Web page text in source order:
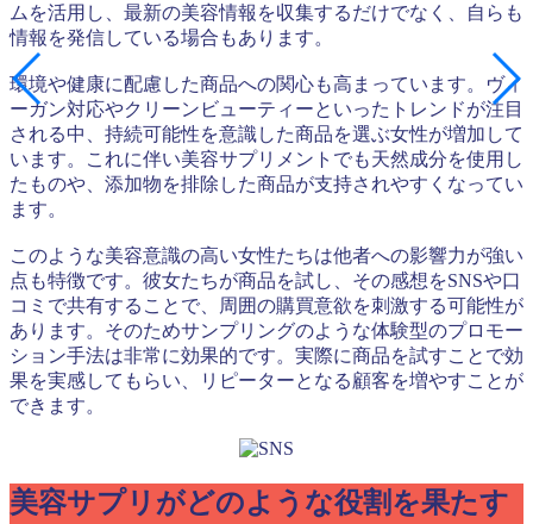
ムを活用し、最新の美容情報を収集するだけでなく、自らも
情報を発信している場合もあります。
環境や健康に配慮した商品への関心も高まっています。ヴィ
ーガン対応やクリーンビューティーといったトレンドが注目
される中、持続可能性を意識した商品を選ぶ女性が増加して
います。これに伴い美容サプリメントでも天然成分を使用し
たものや、添加物を排除した商品が支持されやすくなってい
ます。
このような美容意識の高い女性たちは他者への影響力が強い
点も特徴です。彼女たちが商品を試し、その感想をSNSや口
コミで共有することで、周囲の購買意欲を刺激する可能性が
あります。そのためサンプリングのような体験型のプロモー
ション手法は非常に効果的です。実際に商品を試すことで効
果を実感してもらい、リピーターとなる顧客を増やすことが
できます。
美容サプリがどのような役割を果たす